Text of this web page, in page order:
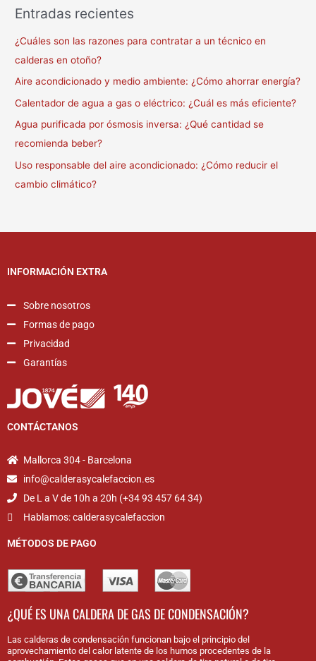
Entradas recientes
¿Cuáles son las razones para contratar a un técnico en
calderas en otoño?
Aire acondicionado y medio ambiente: ¿Cómo ahorrar energía?
Calentador de agua a gas o eléctrico: ¿Cuál es más eficiente?
Agua purificada por ósmosis inversa: ¿Qué cantidad se
recomienda beber?
Uso responsable del aire acondicionado: ¿Cómo reducir el
cambio climático?
INFORMACIÓN EXTRA
Sobre nosotros
Formas de pago
Privacidad
Garantías
CONTÁCTANOS
Mallorca 304 - Barcelona
info@calderasycalefaccion.es
De L a V de 10h a 20h (+34 93 457 64 34)
Hablamos: calderasycalefaccion
MÉTODOS DE PAGO
¿QUÉ ES UNA CALDERA DE GAS DE CONDENSACIÓN?
Las calderas de condensación funcionan bajo el principio del
aprovechamiento del calor latente de los humos procedentes de la